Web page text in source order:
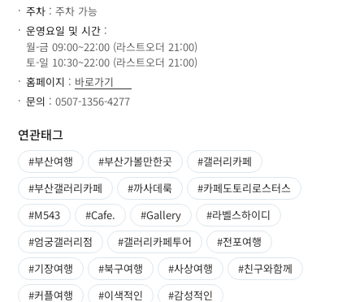
주차 : 주차 가능
운영요일 및 시간 :
월-금 09:00~22:00 (라스트오더 21:00)
토-일 10:30~22:00 (라스트오더 21:00)
홈페이지 : 바로가기
문의 : 0507-1356-4277
연관태그
#부산여행 #부산가볼만한곳
#갤러리카페
#부산갤러리카페
#까사데룩
#카페도토리로스터스
#M543
#Cafe. #Gallery
#라벨스하이디
#엄궁갤러리점
#갤러리카페투어
#전포여행
#기장여행
#북구여행 #사상여행
#친구와함께
#커플여행
#이색적인 #감성적인